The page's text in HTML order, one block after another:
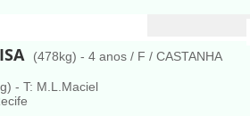
(478kg) - 4 anos / F / CASTANHA
- T: M.L.Maciel